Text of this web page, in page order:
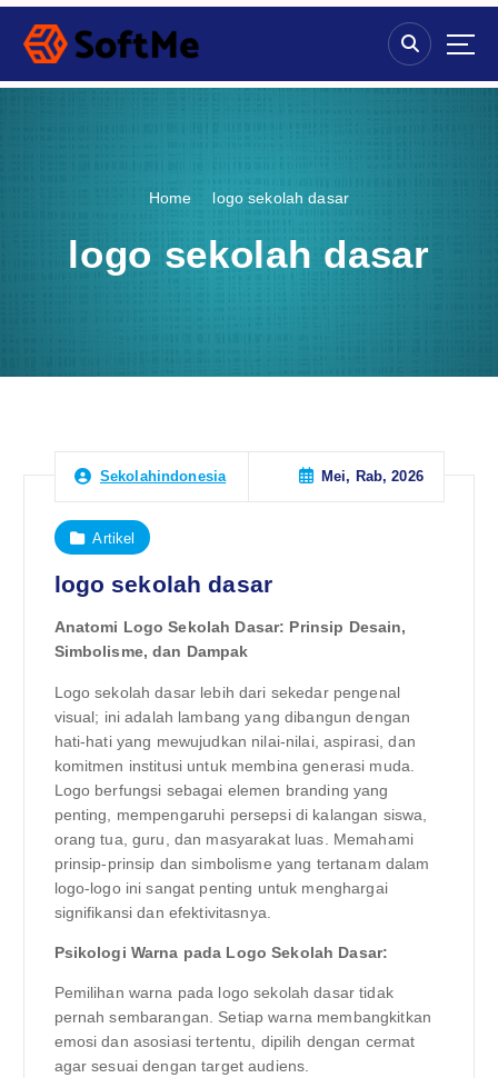
S
p
Home logo sekolah dasar
logo sekolah dasar
Sekolahindonesia Mei, Rab, 2026
Artikel
logo sekolah dasar
Anatomi Logo Sekolah Dasar: Prinsip Desain,
Simbolisme, dan Dampak
Logo sekolah dasar lebih dari sekedar pengenal
visual; ini adalah lambang yang dibangun dengan
hati-hati yang mewujudkan nilai-nilai, aspirasi, dan
komitmen institusi untuk membina generasi muda.
Logo berfungsi sebagai elemen branding yang
penting, mempengaruhi persepsi di kalangan siswa,
orang tua, guru, dan masyarakat luas. Memahami
prinsip-prinsip dan simbolisme yang tertanam dalam
logo-logo ini sangat penting untuk menghargai
signifikansi dan efektivitasnya.
Psikologi Warna pada Logo Sekolah Dasar:
Pemilihan warna pada logo sekolah dasar tidak
pernah sembarangan. Setiap warna membangkitkan
emosi dan asosiasi tertentu, dipilih dengan cermat
agar sesuai dengan target audiens.